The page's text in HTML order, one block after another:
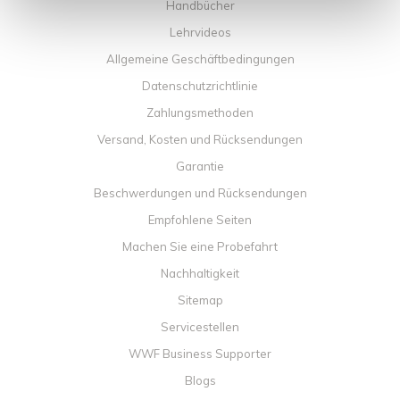
Handbücher
Lehrvideos
Allgemeine Geschäftbedingungen
Datenschutzrichtlinie
Zahlungsmethoden
Versand, Kosten und Rücksendungen
Garantie
Beschwerdungen und Rücksendungen
Empfohlene Seiten
Machen Sie eine Probefahrt
Nachhaltigkeit
Sitemap
Servicestellen
WWF Business Supporter
Blogs